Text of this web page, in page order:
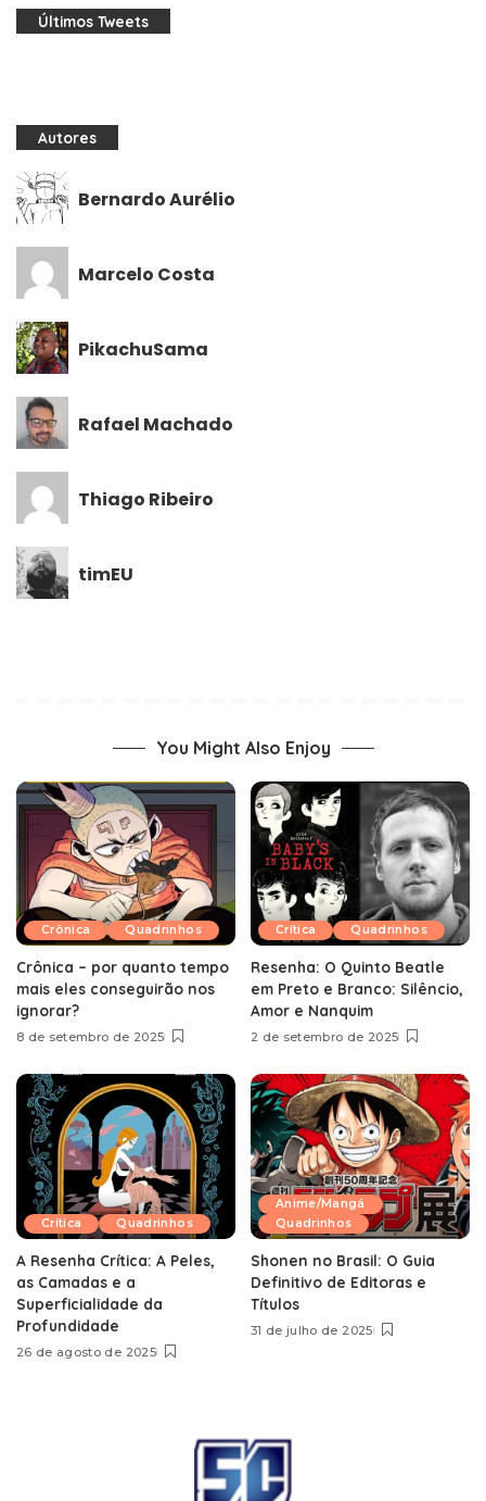
Últimos Tweets
Autores
Bernardo Aurélio
Marcelo Costa
PikachuSama
Rafael Machado
Thiago Ribeiro
timEU
You Might Also Enjoy
Crônica Quadrinhos
Crônica – por quanto tempo
mais eles conseguirão nos
ignorar?
8 de setembro de 2025
Crítica Quadrinhos
Resenha: O Quinto Beatle
em Preto e Branco: Silêncio,
Amor e Nanquim
2 de setembro de 2025
Crítica Quadrinhos
A Resenha Crítica: A Peles,
as Camadas e a
Superficialidade da
Profundidade
26 de agosto de 2025
Anime/Mangá
Quadrinhos
Shonen no Brasil: O Guia
Definitivo de Editoras e
Títulos
31 de julho de 2025